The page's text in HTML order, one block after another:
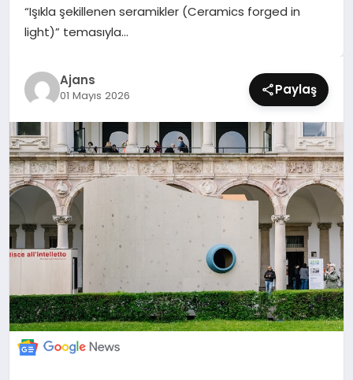
YAŞAM
“Işıkla şekillenen seramikler (Ceramics forged in
light)” temasıyla…
Ajans
01 Mayıs 2026 Paylaş